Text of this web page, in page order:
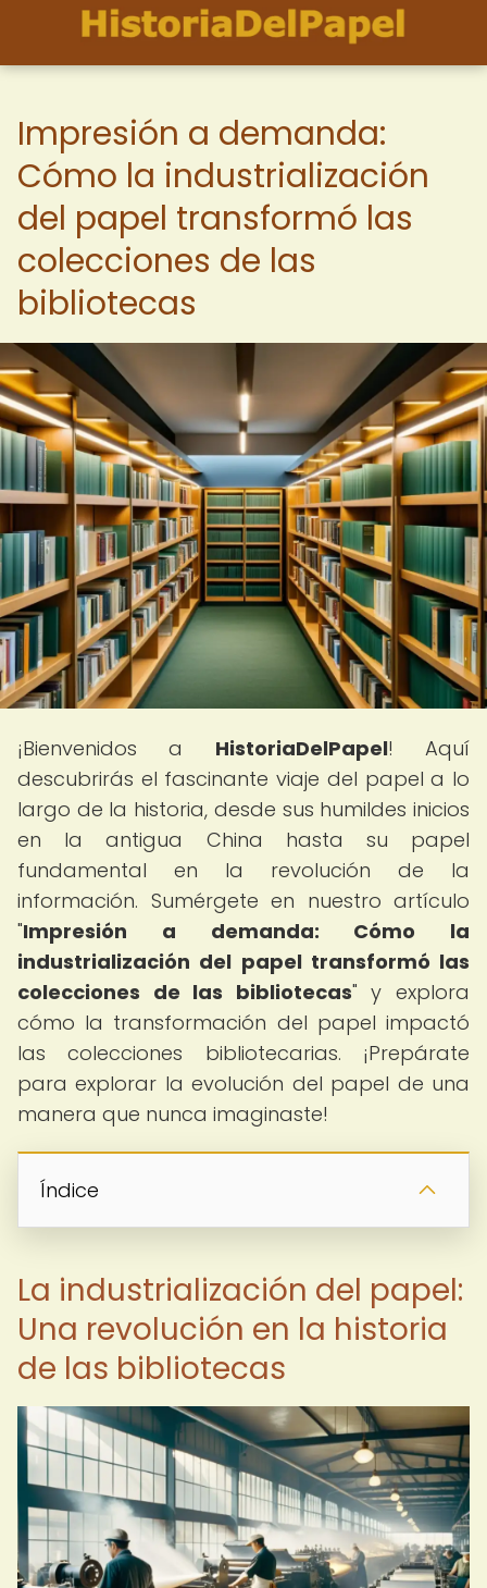
Impresión a demanda:
Cómo la industrialización
del papel transformó las
colecciones de las
bibliotecas
¡Bienvenidos a HistoriaDelPapel! Aquí
descubrirás el fascinante viaje del papel a lo
largo de la historia, desde sus humildes inicios
en la antigua China hasta su papel
fundamental en la revolución de la
información. Sumérgete en nuestro artículo
"Impresión a demanda: Cómo la
industrialización del papel transformó las
colecciones de las bibliotecas" y explora
cómo la transformación del papel impactó
las colecciones bibliotecarias. ¡Prepárate
para explorar la evolución del papel de una
manera que nunca imaginaste!
Índice
La industrialización del papel:
Una revolución en la historia
de las bibliotecas